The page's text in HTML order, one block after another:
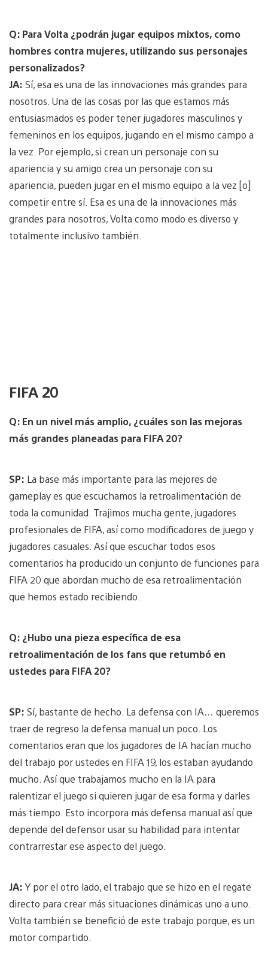
Q: Para Volta ¿podrán jugar equipos mixtos, como
hombres contra mujeres, utilizando sus personajes
personalizados?
JA: Sí, esa es una de las innovaciones más grandes para
nosotros. Una de las cosas por las que estamos más
entusiasmados es poder tener jugadores masculinos y
femeninos en los equipos, jugando en el mismo campo a
la vez. Por ejemplo, si crean un personaje con su
apariencia y su amigo crea un personaje con su
apariencia, pueden jugar en el mismo equipo a la vez [o]
competir entre sí. Esa es una de la innovaciones más
grandes para nosotros, Volta como modo es diverso y
totalmente inclusivo también.
FIFA 20
Q: En un nivel más amplio, ¿cuáles son las mejoras
más grandes planeadas para FIFA 20?
SP: La base más importante para las mejores de
gameplay es que escuchamos la retroalimentación de
toda la comunidad. Trajimos mucha gente, jugadores
profesionales de FIFA, así como modificadores de juego y
jugadores casuales. Así que escuchar todos esos
comentarios ha producido un conjunto de funciones para
FIFA 20 que abordan mucho de esa retroalimentación
que hemos estado recibiendo.
Q: ¿Hubo una pieza específica de esa
retroalimentación de los fans que retumbó en
ustedes para FIFA 20?
SP: Sí, bastante de hecho. La defensa con IA… queremos
traer de regreso la defensa manual un poco. Los
comentarios eran que los jugadores de IA hacían mucho
del trabajo por ustedes en FIFA 19, los estaban ayudando
mucho. Así que trabajamos mucho en la IA para
ralentizar el juego si quieren jugar de esa forma y darles
más tiempo. Esto incorpora más defensa manual así que
depende del defensor usar su habilidad para intentar
contrarrestar ese aspecto del juego.
JA:Y por el otro lado, el trabajo que se hizo en el regate
directo para crear más situaciones dinámicas uno a uno.
Volta también se benefició de este trabajo porque, es un
motor compartido.